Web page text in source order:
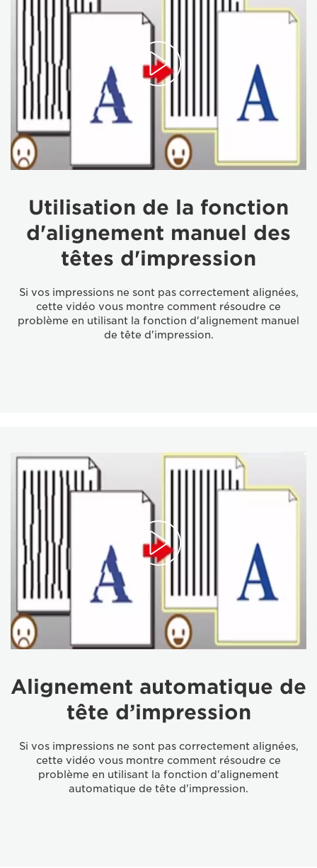
Utilisation de la fonction
d'alignement manuel des
têtes d'impression
Si vos impressions ne sont pas correctement alignées,
cette vidéo vous montre comment résoudre ce
problème en utilisant la fonction d'alignement manuel
de tête d'impression.
Alignement automatique de
tête d’impression
Si vos impressions ne sont pas correctement alignées,
cette vidéo vous montre comment résoudre ce
problème en utilisant la fonction d'alignement
automatique de tête d'impression.